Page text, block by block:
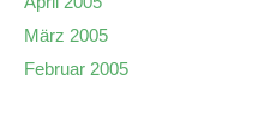
März 2005
Februar 2005